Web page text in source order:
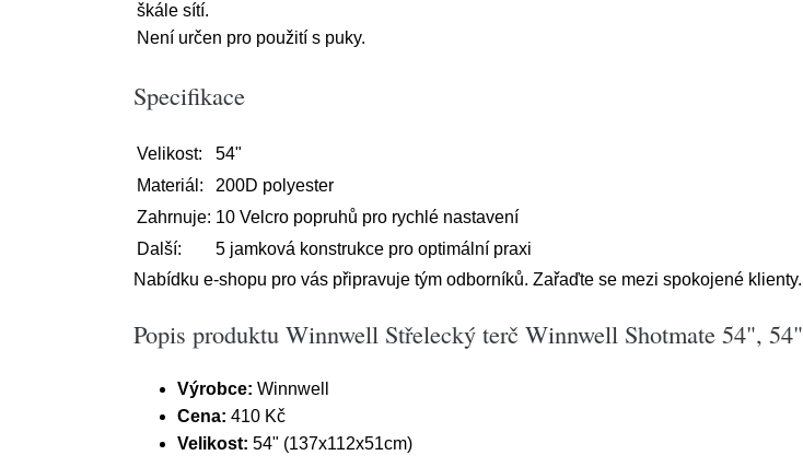
škále sítí.
Není určen pro použití s puky.
Specifikace
Velikost:
54"
Materiál:
200D polyester
Zahrnuje: 10 Velcro popruhů pro rychlé nastavení
Další:
5 jamková konstrukce pro optimální praxi
Nabídku e-shopu pro vás připravuje tým odborníků. Zařaďte se mezi spokojené klienty.
Popis produktu Winnwell Střelecký terč Winnwell Shotmate 54", 54"
Výrobce: Winnwell
Cena: 410 Kč
Velikost: 54" (137x112x51cm)